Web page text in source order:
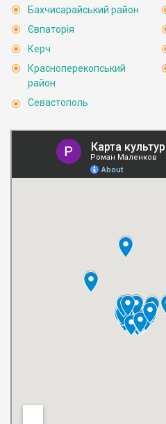
Бахчисарайський район
Євпаторія
Керч
Красноперекопський
район
Севастополь